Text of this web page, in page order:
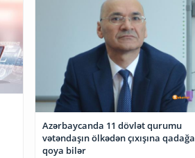
Azərbaycanda 11 dövlət qurumu
vətəndaşın ölkədən çıxışına qadağa
qoya bilər